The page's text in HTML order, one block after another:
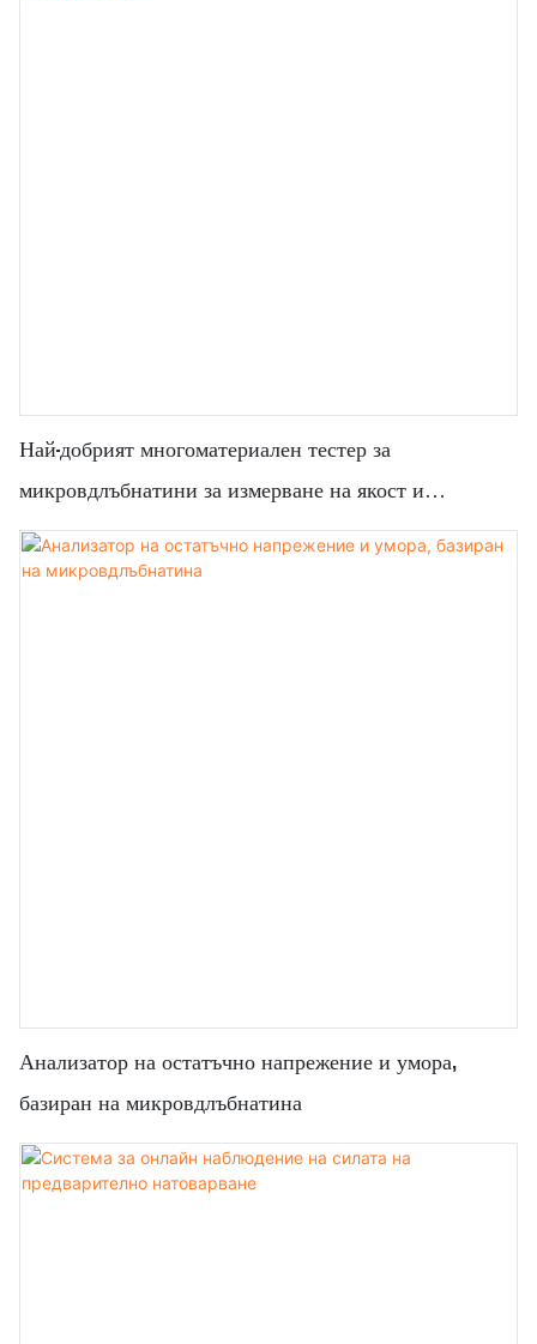
Най-добрият многоматериален тестер за
микровдлъбнатини за измерване на якост и
напрежение - Zhanghua Dryer
Анализатор на остатъчно напрежение и умора,
базиран на микровдлъбнатина